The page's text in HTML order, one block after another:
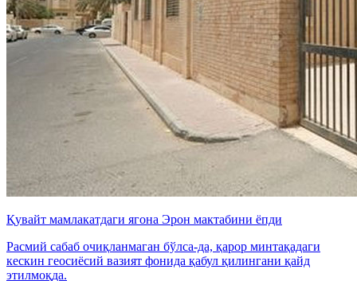
Қувайт мамлакатдаги ягона Эрон мактабини ёпди
Расмий сабаб очиқланмаган бўлса-да, қарор минтақадаги
кескин геосиёсий вазият фонида қабул қилингани қайд
этилмоқда.